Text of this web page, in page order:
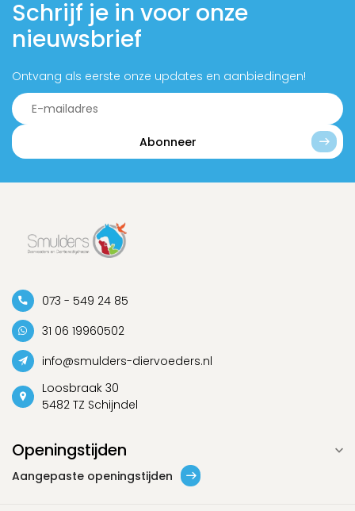
Schrijf je in voor onze
nieuwsbrief
Ontvang als eerste onze updates en aanbiedingen!
Abonneer
073 - 549 24 85
31 06 19960502
info@smulders-diervoeders.nl
Loosbraak 30
5482 TZ Schijndel
Openingstijden
Aangepaste openingstijden